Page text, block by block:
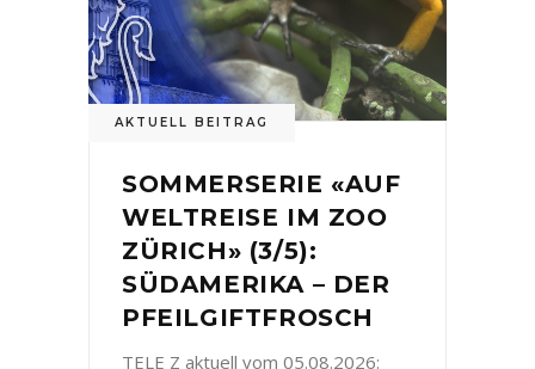
AKTUELL BEITRAG
SOMMERSERIE «AUF
WELTREISE IM ZOO
ZÜRICH» (3/5):
SÜDAMERIKA – DER
PFEILGIFTFROSCH
TELE Z aktuell vom 05.08.2026: